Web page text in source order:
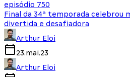
episódio 750
Final da 34ª temporada celebrou
divertida e desafiadora
Arthur Eloi
23.mai.23
Arthur Eloi